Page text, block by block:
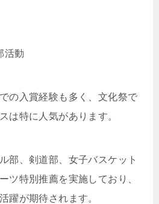
活動
の入賞経験も多く、文化祭で
は特に人気があります。
部、剣道部、女子バスケット
ツ特別推薦を実施しており、
躍が期待されます。